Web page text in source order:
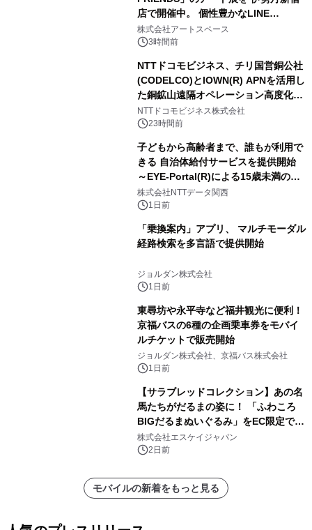
店で開催中。 個性豊かなLINE
FRIENDSの仲間たちが インテリアア
ートとして新たな魅力を発信。
株式会社アートスペース
3時間前
NTTドコモビジネス、チリ国営銅公社
(CODELCO)とIOWN(R) APNを活用し
た銅鉱山遠隔オペレーション高度化に
向けた調査・実証を開始
NTTドコモビジネス株式会社
23時間前
子どもから高齢者まで、誰もが利用で
きる 自治体給付サービスを提供開始
～EYE-Portal(R)による15歳未満の本
人認証と デジタルデバイド対策で実現
～
株式会社NTTデータ関西
1日前
「乗換案内」アプリ、 マルチモーダル
経路検索を多言語で提供開始
ジョルダン株式会社
1日前
東尋坊や永平寺など福井観光に便利！
京福バスの6種の企画乗車券をモバイ
ルチケットで販売開始
ジョルダン株式会社、京福バス株式会社
1日前
【サラブレッドコレクション】あの名
馬たちがだるまの姿に！ 「ふわころ
BIGだるまぬいぐるみ」をEC限定で受
注販売開始
株式会社エスケイジャパン
2日前
モバイルの新着をもっと見る